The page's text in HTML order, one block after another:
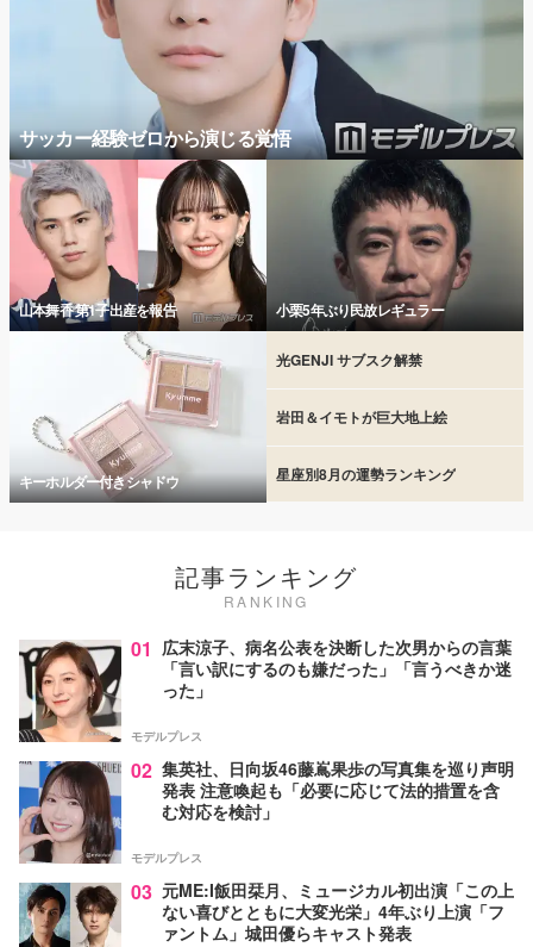
サッカー経験ゼロから演じる覚悟
山本舞香 第1子出産を報告 小栗5年ぶり民放レギュラー
キーホルダー付きシャドウ
光GENJI サブスク解禁
岩田＆イモトが巨大地上絵
星座別8月の運勢ランキング
記事ランキング
RANKING
01 広末涼子、病名公表を決断した次男からの言葉
「言い訳にするのも嫌だった」「言うべきか迷
った」
モデルプレス
02 集英社、日向坂46藤嶌果歩の写真集を巡り声明
発表 注意喚起も「必要に応じて法的措置を含
む対応を検討」
モデルプレス
03 元ME:I飯田栞月、ミュージカル初出演「この上
ない喜びとともに大変光栄」4年ぶり上演「フ
ァントム」城田優らキャスト発表